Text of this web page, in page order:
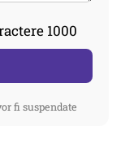
1000
fi suspendate